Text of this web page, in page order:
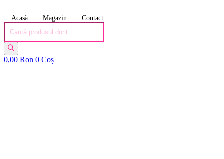
Acasă Magazin Contact
search
0,00 Ron 0 Coș